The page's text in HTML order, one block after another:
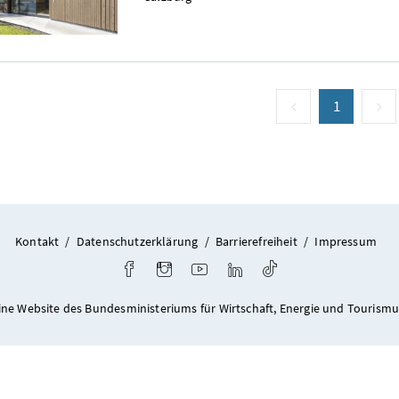
vorige Seite
Seite
1(aktuell)
Kontakt / Datenschutzerklärung / Barrierefreiheit / Impressum
FacebookInstagramYoutube LinkedIn
Website des Bundesministeriums für Wirtschaft, Energie und